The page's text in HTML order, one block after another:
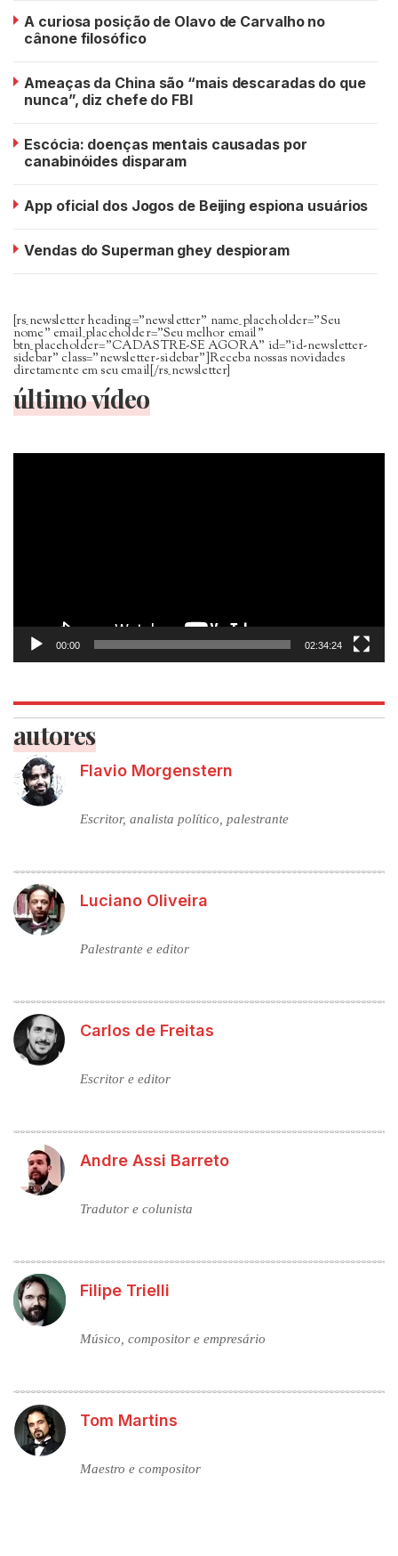
A curiosa posição de Olavo de Carvalho no
cânone filosófico
Ameaças da China são “mais descaradas do que
nunca”, diz chefe do FBI
Escócia: doenças mentais causadas por
canabinóides disparam
App oficial dos Jogos de Beijing espiona usuários
Vendas do Superman ghey despioram
[rs_newsletter heading=”newsletter” name_placeholder=”Seu
nome” email_placeholder=”Seu melhor email”
btn_placeholder=”CADASTRE-SE AGORA” id=”id-newsletter-
sidebar” class=”newsletter-sidebar”]Receba nossas novidades
diretamente em seu email[/rs_newsletter]
último vídeo
Tocador
00:00 02:34:24
autores
Flavio Morgenstern
Escritor, analista político, palestrante
Luciano Oliveira
Palestrante e editor
Carlos de Freitas
Escritor e editor
Andre Assi Barreto
Tradutor e colunista
Filipe Trielli
Músico, compositor e empresário
Tom Martins
Maestro e compositor